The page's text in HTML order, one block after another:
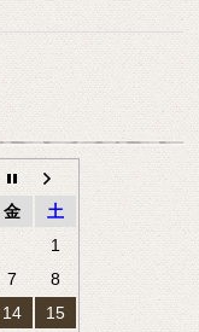
金
土
1
7
8
14
15